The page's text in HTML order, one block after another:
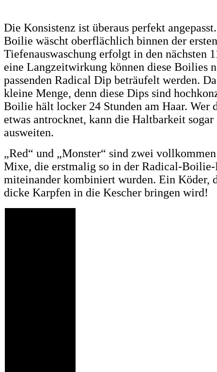
Die Konsistenz ist überaus perfekt
Boilie wäscht oberflächlich binnen der
Tiefenauswaschung erfolgt in den nächsten
eine Langzeitwirkung können diese Boilies
passenden Radical Dip beträufelt werden.
kleine Menge, denn diese Dips sind
Boilie hält locker 24 Stunden am Haar. Wer
etwas antrocknet, kann die Haltbarkeit sogar
ausweiten.
„Red“ und „Monster“ sind zwei
Mixe, die erstmalig so in der Radical-Boilie-
miteinander kombiniert wurden. Ein Köder,
dicke Karpfen in die Kescher bringen wird!